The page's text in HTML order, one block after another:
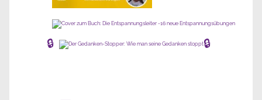
🔒 🔒